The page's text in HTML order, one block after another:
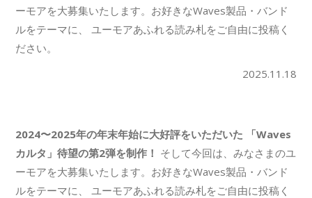
ーモアを大募集いたします。お好きなWaves製品・バンド
ルをテーマに、 ユーモアあふれる読み札をご自由に投稿く
ださい。
2025.11.18
2024〜2025年の年末年始に大好評をいただいた 「Waves
カルタ」待望の第2弾を制作！ そして今回は、みなさまのユ
ーモアを大募集いたします。お好きなWaves製品・バンド
ルをテーマに、 ユーモアあふれる読み札をご自由に投稿く